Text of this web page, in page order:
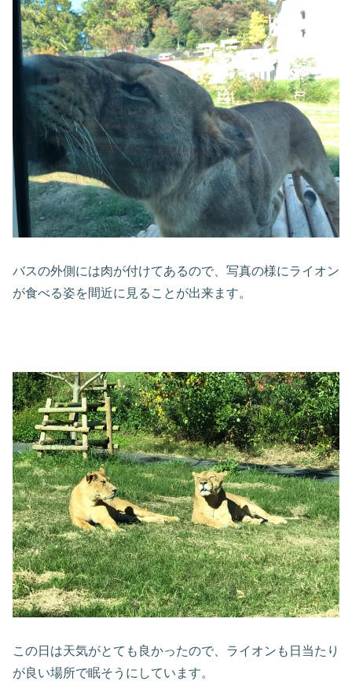
バスの外側には肉が付けてあるので、写真の様にライオン
が食べる姿を間近に見ることが出来ます。
この日は天気がとても良かったので、ライオンも日当たり
が良い場所で眠そうにしています。